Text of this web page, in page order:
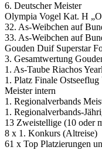
6. Deutscher Meister
Olympia Vogel Kat. H
32. As-Weibchen auf
33. As-Weibchen auf
Gouden Duif Superstar
3. Gesamtwertung
1. As-Taube Riachos
1. Platz Finale
Meister intern
1. Regionalverbands
1. Regionalverbands-
13 Zweistellige (10 oder
8 x 1. Konkurs (Altreise)
61 x Top Platzierungen